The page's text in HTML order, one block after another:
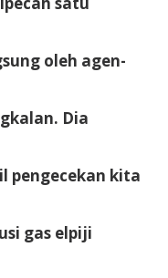
oleh agen-
Dia
pengecekan kita
gas elpiji